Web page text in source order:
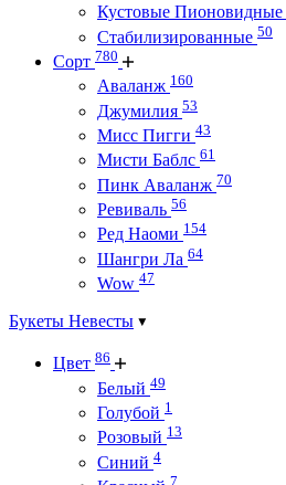
Кустовые Пионовидные
Стабилизированные 50
Сорт 780
Аваланж 160
Джумилия 53
Мисс Пигги 43
Мисти Баблс 61
Пинк Аваланж 70
Ревиваль 56
Ред Наоми 154
Шангри Ла 64
Wow 47
Букеты Невесты
Цвет 86
Белый 49
Голубой 1
Розовый 13
Синий 4
7